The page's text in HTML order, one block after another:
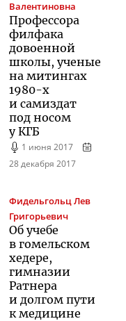
Валентиновна
Профессора
филфака
довоенной
школы, ученые
на митингах
1980-х
и самиздат
под носом
у КГБ
1 июня 2017
28 декабря 2017
ФидельгольцЛев
Григорьевич
Об учебе
в гомельском
хедере,
гимназии
Ратнера
и долгом пути
к медицине